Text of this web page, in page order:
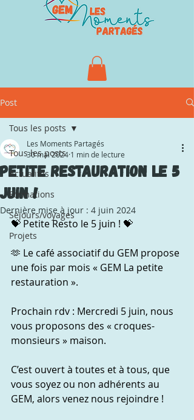
Post
Tous les posts
Actualités
Formations
Séjours/voyages
Projets
Tous les posts
Petite restauration le 5
juin !
Les Moments Partagés
30 mai 2024 1 min de lecture
Dernière mise à jour : 4 juin 2024
💝 Petite Resto le 5 juin ! 💝
🫶 Le café associatif du GEM propose
une fois par mois « GEM La petite
restauration ».
Prochain rdv : Mercredi 5 juin, nous
vous proposons des « croques-
monsieurs » maison.
C’est ouvert à toutes et à tous, que
vous soyez ou non adhérents au
GEM, alors venez nous rejoindre !